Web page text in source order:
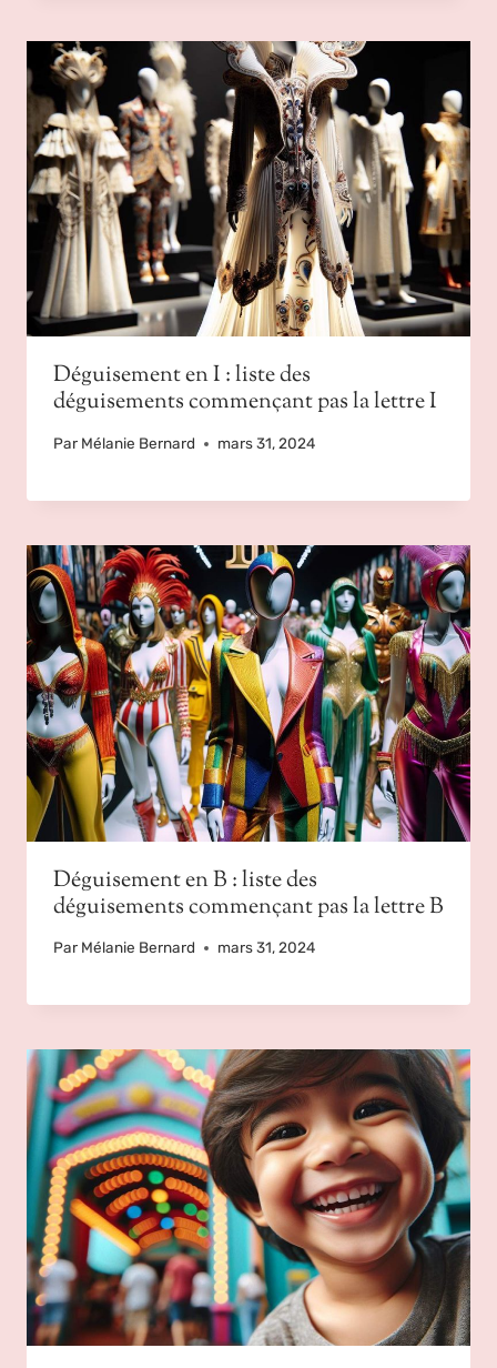
Déguisement en I : liste des
déguisements commençant pas la lettre I
Par Mélanie Bernard mars 31, 2024
Déguisement en B : liste des
déguisements commençant pas la lettre B
Par Mélanie Bernard mars 31, 2024